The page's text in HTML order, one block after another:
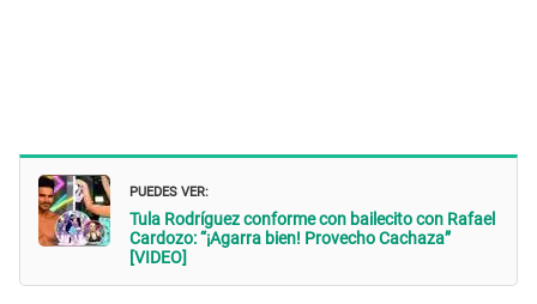
PUEDES VER:
Tula Rodríguez conforme con bailecito con Rafael
Cardozo: “¡Agarra bien! Provecho Cachaza”
[VIDEO]